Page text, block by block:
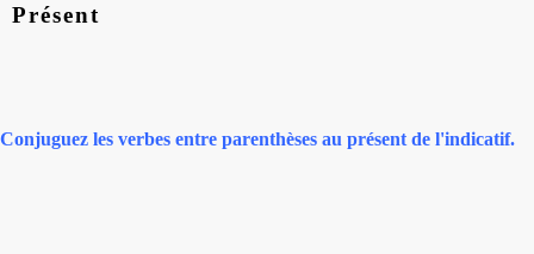
Présent
Conjuguez les verbes entre parenthèses au présent de l'indicatif.